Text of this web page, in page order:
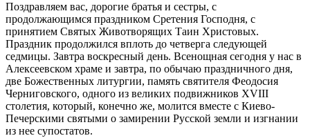
Поздравляем вас, дорогие братья и сестры, с
продолжающимся праздником Сретения Господня, с
принятием Святых Животворящих Таин Христовых.
Праздник продолжился вплоть до четверга следующей
седмицы. Завтра воскресный день. Всенощная сегодня у нас в
Алексеевском храме и завтра, по обычаю праздничного дня,
две Божественных литургии, память святителя Феодосия
Черниговского, одного из великих подвижников XVIII
столетия, который, конечно же, молится вместе с Киево-
Печерскими святыми о замирении Русской земли и изгнании
из нее супостатов.